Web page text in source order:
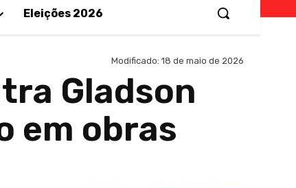
Eleições 2026
Modificado: 18 de maio de 2026
Gladson
em obras